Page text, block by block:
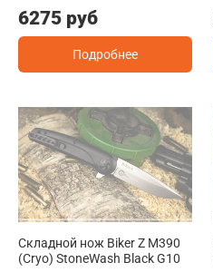
6275 руб
Подробнее
Складной нож Biker Z M390
(Cryo) StoneWash Black G10